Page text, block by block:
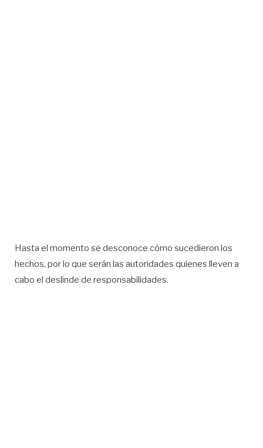
Hasta el momento se desconoce cómo sucedieron los
hechos, por lo que serán las autoridades quienes lleven a
cabo el deslinde de responsabilidades.